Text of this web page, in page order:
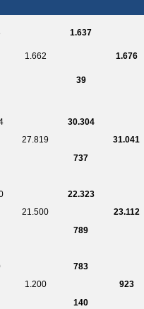
1.662
1.637
1.676
39
27.819
30.304
31.041
737
21.500
22.323
23.112
789
1.200
783
923
140